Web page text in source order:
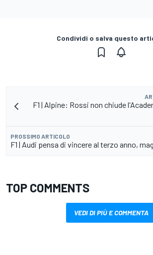
Condividi o salva questo
F1 | Alpine: Rossi non chiude
PROSSIMO ARTICOLO
F1 | Audi pensa di vincere al terzo anno,
TOP COMMENTS
VEDI DI PIÙ E COMMENTA